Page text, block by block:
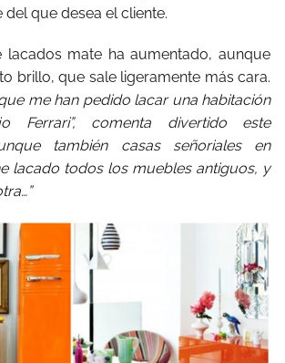
que desea el cliente.
lacados mate ha aumentado, aunque
brillo, que sale ligeramente más cara.
me han pedido lacar una habitación
Ferrari”, comenta divertido este
también casas señoriales en
lacado todos los muebles antiguos, y